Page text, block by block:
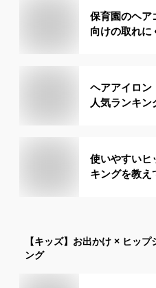
保育園のヘア
向けの取れに
ヘアアイロン
人気ランキン
使いやすいヒ
キングを教え
【キッズ】 お出かけ × ヒップ
ング